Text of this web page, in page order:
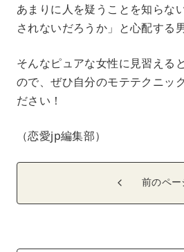
あまりに人を疑うことを知らな
されないだろうか」と心配する
そんなピュアな女性に見習える
ので、ぜひ自分のモテテクニッ
ださい！
（恋愛jp編集部）
前のペー